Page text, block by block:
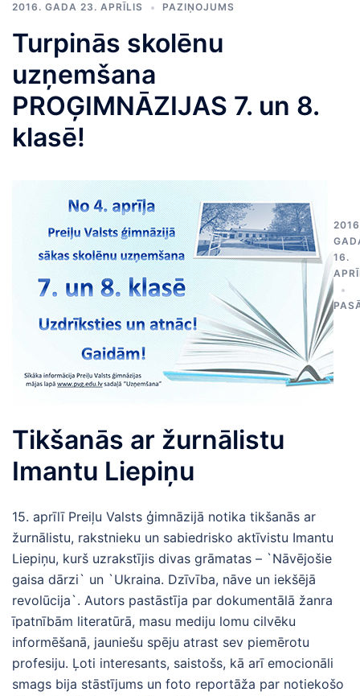
2016. GADA 23. APRĪLIS PAZIŅOJUMS
Turpinās skolēnu
uzņemšana
PROĢIMNĀZIJAS 7. un 8.
klasē!
16.
Tikšanās ar žurnālistu
Imantu Liepiņu
15. aprīlī Preiļu Valsts ģimnāzijā notika tikšanās ar
žurnālistu, rakstnieku un sabiedrisko aktīvistu Imantu
Liepiņu, kurš uzrakstījis divas grāmatas – `Nāvējošie
gaisa dārzi` un `Ukraina. Dzīvība, nāve un iekšējā
revolūcija`. Autors pastāstīja par dokumentālā žanra
īpatnībām literatūrā, masu mediju lomu cilvēku
informēšanā, jauniešu spēju atrast sev piemērotu
profesiju. Ļoti interesants, saistošs, kā arī emocionāli
smags bija stāstījums un foto reportāža par notiekošo